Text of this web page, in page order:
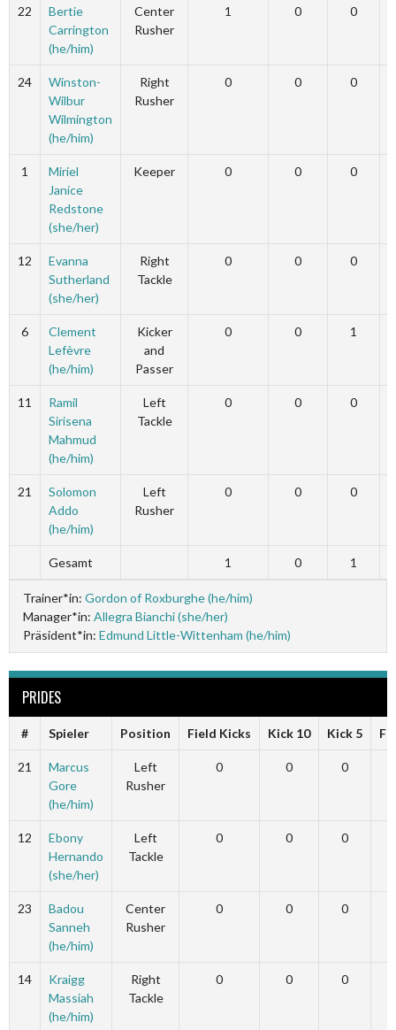
22
Bertie
Carrington
(he/him)
Center
Rusher
1 0 0
24
Winston-
Wilbur
Wilmington
(he/him)
Right
Rusher
0 0 0
1
Miriel
Janice
Redstone
(she/her)
Keeper 0 0 0
12
Evanna
Sutherland
(she/her)
Right
Tackle
0 0 0
6
Clement
Lefèvre
(he/him)
Kicker
and
Passer
0 0 1
11
Ramil
Sirisena
Mahmud
(he/him)
Left
Tackle
0 0 0
21
Solomon
Addo
(he/him)
Left
Rusher
0 0 0
Gesamt 1 0 1
Trainer*in: Gordon of Roxburghe (he/him)
Manager*in: Allegra Bianchi (she/her)
Präsident*in: Edmund Little-Wittenham (he/him)
PRIDES
# Spieler Position Field Kicks Kick 10 Kick 5
21
Marcus
Gore
(he/him)
Left
Rusher
0 0 0
12
Ebony
Hernando
(she/her)
Left
Tackle
0 0 0
23
Badou
Sanneh
(he/him)
Center
Rusher
0 0 0
14
Kraigg
Massiah
(he/him)
Right
Tackle
0 0 0